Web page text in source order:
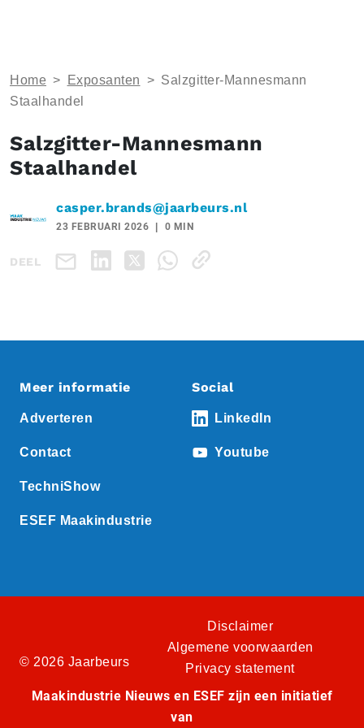
Home > Exposanten > Salzgitter-Mannesmann
Staalhandel
Salzgitter-Mannesmann
Staalhandel
casper.brands@jaarbeurs.nl
23 FEBRUARI 2026 0 MIN
DEEL
Meer informatie
Adverteren
Contact
TechniShow
ESEF Maakindustrie
Social
LinkedIn
Youtube
© 2026 Jaarbeurs
Disclaimer
Algemene voorwaarden
Privacy statement
Maakindustrie Nieuws en ESEF zijn een initiatief
van